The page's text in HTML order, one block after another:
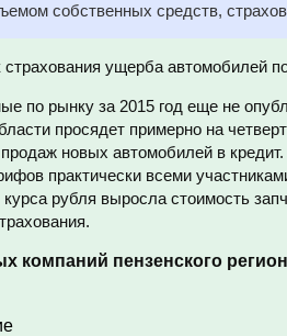
собственных средств,
страхования ущерба автомобилей
по рынку за 2015 год еще не
просядет примерно на
новых автомобилей в
практически всеми
рубля выросла стоимость
компаний пензенского